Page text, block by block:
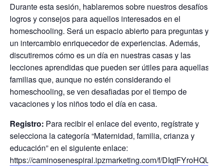
Durante esta sesión, hablaremos sobre nuestros desafíos,
logros y consejos para aquellos interesados en el
homeschooling. Será un espacio abierto para preguntas y
un intercambio enriquecedor de experiencias. Además,
discutiremos cómo es un día en nuestras casas y las
lecciones aprendidas que pueden ser útiles para aquellas
familias que, aunque no estén considerando el
homeschooling, se ven desafiadas por el tiempo de
vacaciones y los niños todo el día en casa.
Registro: Para recibir el enlace del evento, regístrate y
selecciona la categoría “Maternidad, familia, crianza y
educación” en el siguiente enlace:
https://caminosenespiral.ipzmarketing.com/f/DIqtFYroHQU